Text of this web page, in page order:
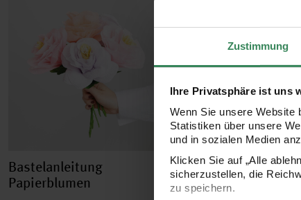
Zustimmung
Ihre Privatsphäre ist uns
Wenn Sie unsere Website
Statistiken über unsere
und in sozialen Medien
Klicken Sie auf „Alle
sicherzustellen, die
zu speichern.
Bastelanleitung
Papierblumen
Bastelanleitung
Papierblumen